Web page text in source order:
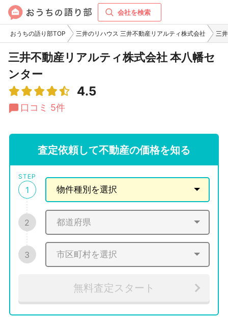
会社を検索
おうちの語り部TOP 三井のリハウス 三井不動産リアルティ株式会社 三
三井不動産リアルティ株式会社 本八幡セ
ンター
4.5
口コミ 5件
査定依頼して不動産の価格を知る
STEP
1
2
3
無料査定スタート